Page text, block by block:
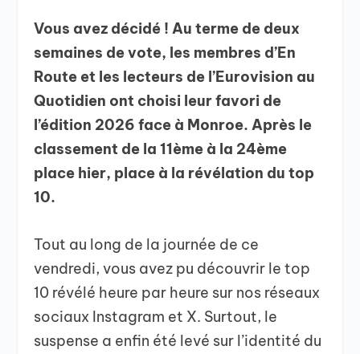
Vous avez décidé ! Au terme de deux
semaines de vote, les membres d’En
Route et les lecteurs de l’Eurovision au
Quotidien ont choisi leur favori de
l’édition 2026 face à Monroe. Après le
classement de la 11ème à la 24ème
place hier, place à la révélation du top
10.
Tout au long de la journée de ce
vendredi, vous avez pu découvrir le top
10 révélé heure par heure sur nos réseaux
sociaux Instagram et X. Surtout, le
suspense a enfin été levé sur l’identité du